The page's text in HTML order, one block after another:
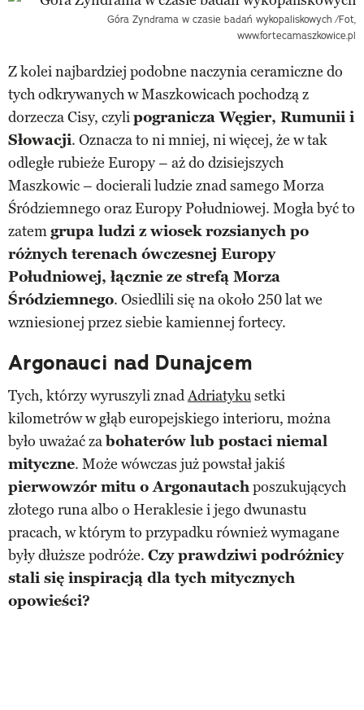
Góra Zyndrama w czasie badań wykopaliskowych /Fot,
www.fortecamaszkowice.pl
Z kolei najbardziej podobne naczynia ceramiczne do
tych odkrywanych w Maszkowicach pochodzą z
dorzecza Cisy, czylipogranicza Węgier, Rumunii i
Słowacji. Oznacza to ni mniej, ni więcej, że w tak
odległe rubieże Europy – aż do dzisiejszych
Maszkowic – docierali ludzie znad samego Morza
Śródziemnego oraz Europy Południowej. Mogła być to
zatemgrupa ludzi z wiosek rozsianych po
różnych terenach ówczesnej Europy
Południowej, łącznie ze strefą Morza
Śródziemnego. Osiedlili się na około 250 lat we
wzniesionej przez siebie kamiennej fortecy.
Argonauci nad Dunajcem
Tych, którzy wyruszyli znadAdriatykusetki
kilometrów w głąb europejskiego interioru, można
było uważać zabohaterów lub postaci niemal
mityczne. Może wówczas już powstał jakiś
pierwowzór mitu o Argonautachposzukujących
złotego runa albo o Heraklesie i jego dwunastu
pracach, w którym to przypadku również wymagane
były dłuższe podróże. Czy prawdziwi podróżnicy
stali się inspiracją dla tych mitycznych
opowieści?